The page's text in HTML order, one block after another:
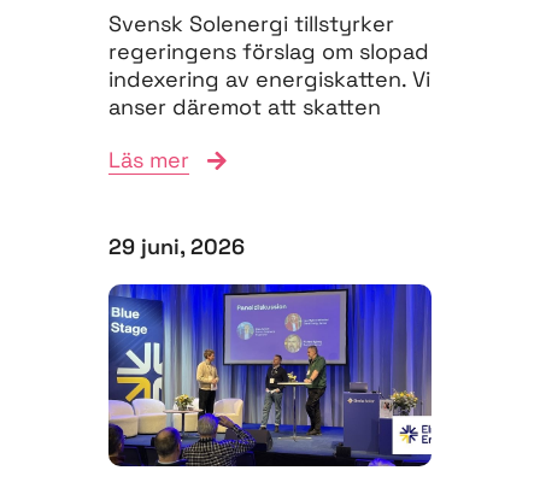
Svensk Solenergi tillstyrker
regeringens förslag om slopad
indexering av energiskatten. Vi
anser däremot att skatten
att...
Läs mer
29 juni, 2026